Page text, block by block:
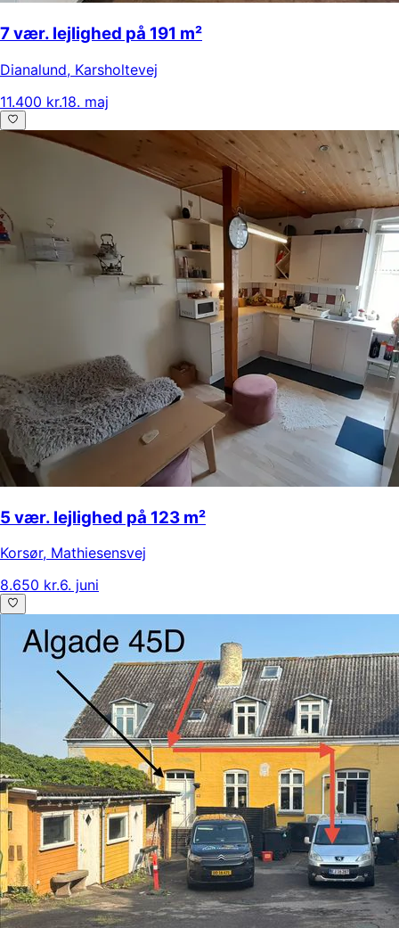
7 vær. lejlighed på 191 m²
Dianalund, Karsholtevej
11.400 kr.18. maj
5 vær. lejlighed på 123 m²
Korsør, Mathiesensvej
8.650 kr.6. juni